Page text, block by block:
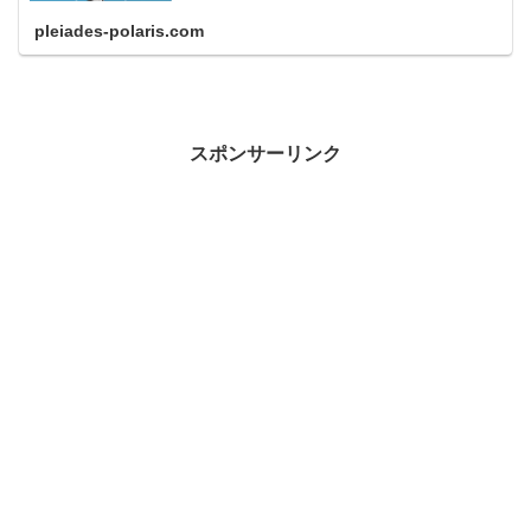
pleiades-polaris.com
スポンサーリンク